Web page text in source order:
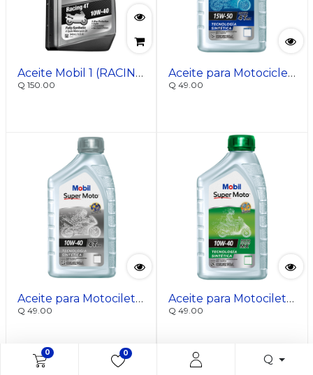
0 0 Q
Aceite Mobil 1 (RACING) para Motociletas 10W-40 pvl
Q 150.00
Aceite para Motocicletas 15W-50 Tecnología sintética pvl
Q 49.00
Aceite para Motociletas 10W-40 Tecnología sintética pvl
Q 49.00
Aceite para Motociletas SCOOTER 10W-40 Tecnología sintética pvl
Q 49.00